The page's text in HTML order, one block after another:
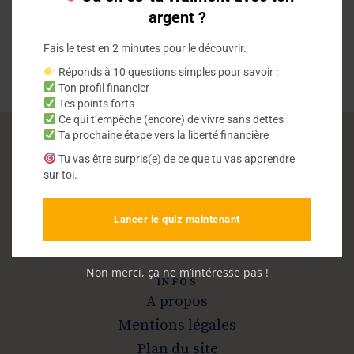
Vivre sans dettes
Sortir de la dette et devenir libre
INFOS
A propos
Mentions légales
Plan du site
argent ?
Fais le test en 2 minutes pour le découvrir.
Réponds à 10 questions simples pour savoir :
Ton profil financier
Tes points forts
Ce qui t’empêche (encore) de vivre sans dettes
Ta prochaine étape vers la liberté financière
Tu vas être surpris(e) de ce que tu vas apprendre
sur toi.
Lancer le quiz maintenant
Non merci, ça ne m’intéresse pas !